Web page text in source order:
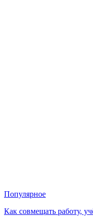
Популярное
Как совмещать работу,